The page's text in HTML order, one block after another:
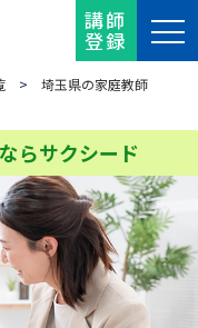
講師
登録
> 埼玉県の家庭教師
らサクシード